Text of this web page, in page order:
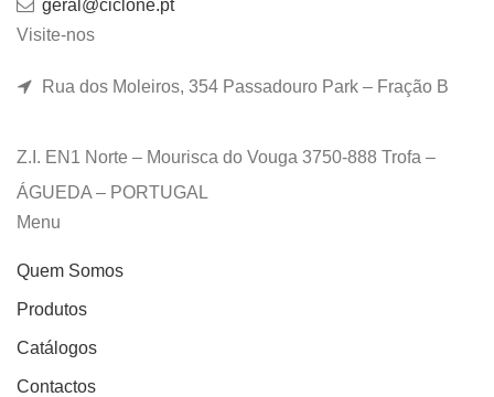
geral@ciclone.pt
Visite-nos
Rua dos Moleiros, 354 Passadouro Park – Fração B
Z.I. EN1 Norte – Mourisca do Vouga 3750-888 Trofa –
ÁGUEDA – PORTUGAL
Menu
Quem Somos
Produtos
Catálogos
Contactos